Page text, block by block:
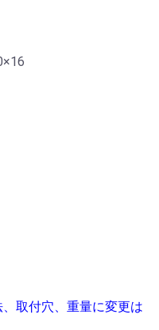
取付穴、重量に変更は